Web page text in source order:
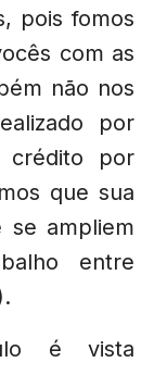
pois fomos
com as
não nos
por
crédito por
que sua
ampliem
entre
é vista